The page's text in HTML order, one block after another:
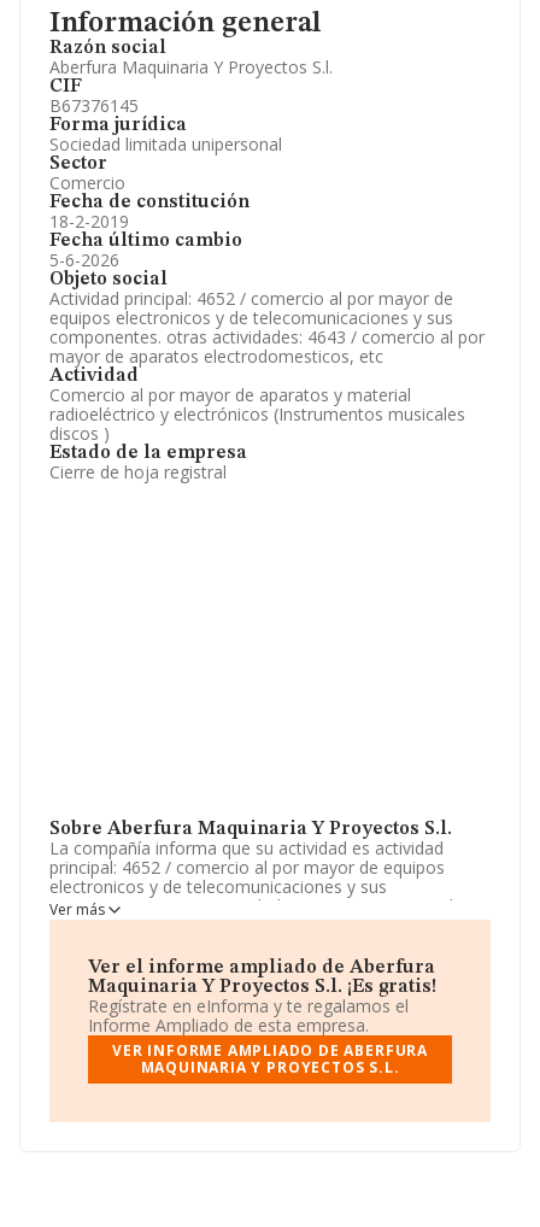
Información general
Razón social
Aberfura Maquinaria Y Proyectos S.l.
CIF
B67376145
Forma jurídica
Sociedad limitada unipersonal
Sector
Comercio
Fecha de constitución
18-2-2019
Fecha último cambio
5-6-2026
Objeto social
Actividad principal: 4652 / comercio al por mayor de
equipos electronicos y de telecomunicaciones y sus
componentes. otras actividades: 4643 / comercio al por
mayor de aparatos electrodomesticos, etc
Actividad
Comercio al por mayor de aparatos y material
radioeléctrico y electrónicos (Instrumentos musicales
discos )
Estado de la empresa
Cierre de hoja registral
Sobre Aberfura Maquinaria Y Proyectos S.l.
La compañía informa que su actividad es actividad
principal: 4652 / comercio al por mayor de equipos
electronicos y de telecomunicaciones y sus
componentes. otras actividades: 4643 / comercio al por
mayor de aparatos electrodomesticos, etc. La empresa
CNAE corresponde a '%cnae%', cuyo Código es 4650.
La empresa no tiene actividad en mercados exteriores.
La sociedad españolaAberfura Maquinaria y
Proyectos S.L, con número de identificación fiscal
B67376145, se encuentra en Avenida Diagonal núm.
440, (08037), Barcelona, Cataluña.
En relación con el sector y disponiendo de los datos de
Ver más
Ver el informe ampliado de Aberfura
Maquinaria Y Proyectos S.l. ¡Es gratis!
Regístrate en eInforma y te regalamos el
Informe Ampliado de esta empresa.
VER INFORME AMPLIADO DE ABERFURA
MAQUINARIA Y PROYECTOS S.L.
Información oficial y registral complementaria.